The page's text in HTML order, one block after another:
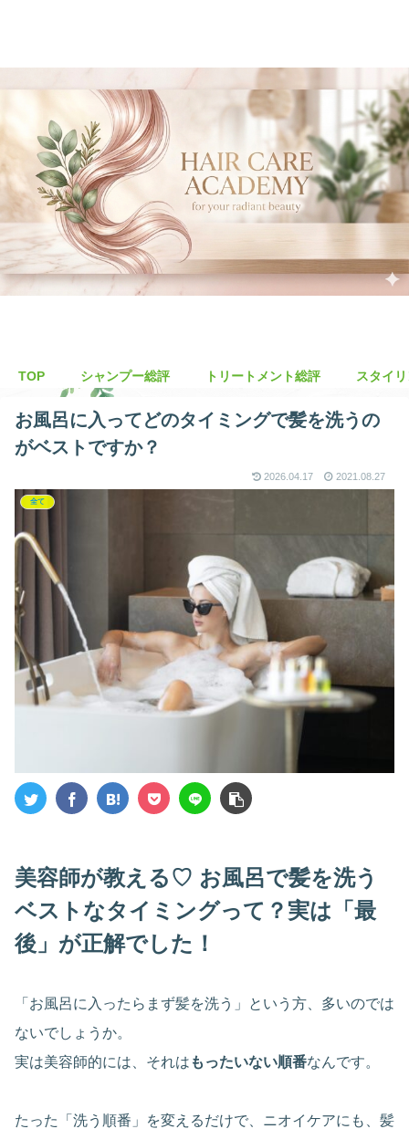
TOP シャンプー総評 トリートメント総評 スタイ
お風呂に入ってどのタイミングで髪を洗うの
がベストですか？
2026.04.17 2021.08.27
全て
美容師が教える♡ お風呂で髪を洗う
ベストなタイミングって？実は「最
後」が正解でした！
「お風呂に入ったらまず髪を洗う」という方、多いのでは
ないでしょうか。
実は美容師的には、それは もったいない順番なんです。
たった「洗う順番」を変えるだけで、ニオイケアにも、髪